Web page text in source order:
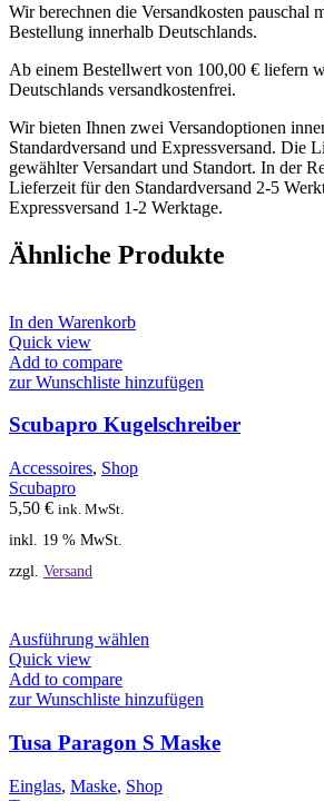
Wir berechnen die Versandkosten pauschal
Bestellung innerhalb Deutschlands.
Ab einem Bestellwert von 100,00 € liefern
Deutschlands versandkostenfrei.
Wir bieten Ihnen zwei Versandoptionen
Standardversand und Expressversand. Die
gewählter Versandart und Standort. In der
Lieferzeit für den Standardversand 2-5
Expressversand 1-2 Werktage.
Ähnliche Produkte
In den Warenkorb
Quick view
Add to compare
zur Wunschliste hinzufügen
Scubapro Kugelschreiber
Accessoires, Shop
Scubapro
5,50 € ink. MwSt.
inkl. 19 % MwSt.
zzgl. Versand
Ausführung wählen
mehrere
auf.
Die
Quick view
Add to compare
zur Wunschliste hinzufügen
Tusa Paragon S Maske
Einglas, Maske, Shop